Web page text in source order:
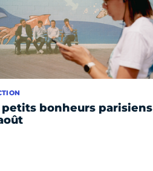
petits bonheurs parisiens